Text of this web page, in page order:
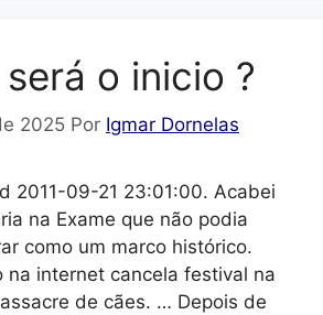
o inicio ?
2025 Por Igmar Dornelas
2011-09-21 23:01:00. Acabei
na Exame que não podia
como um marco histórico.
na internet cancela festival na
de cães. … Depois de